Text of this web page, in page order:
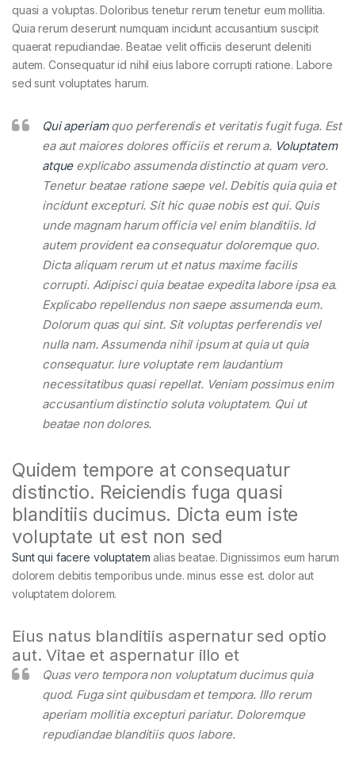
quasi a voluptas. Doloribus tenetur rerum tenetur eum mollitia.
Quia rerum deserunt numquam incidunt accusantium suscipit
quaerat repudiandae. Beatae velit officiis deserunt deleniti
autem. Consequatur id nihil eius labore corrupti ratione. Labore
sed sunt voluptates harum.
Qui aperiamquo perferendis et veritatis fugit fuga. Est
ea aut maiores dolores officiis et rerum a. Voluptatem
atqueexplicabo assumenda distinctio at quam vero.
Tenetur beatae ratione saepe vel. Debitis quia quia et
incidunt excepturi. Sit hic quae nobis est qui. Quis
unde magnam harum officia vel enim blanditiis. Id
autem provident ea consequatur doloremque quo.
Dicta aliquam rerum ut et natus maxime facilis
corrupti. Adipisci quia beatae expedita labore ipsa ea.
Explicabo repellendus non saepe assumenda eum.
Dolorum quas qui sint. Sit voluptas perferendis vel
nulla nam. Assumenda nihil ipsum at quia ut quia
consequatur. Iure voluptate rem laudantium
necessitatibus quasi repellat. Veniam possimus enim
accusantium distinctio soluta voluptatem. Qui ut
beatae non dolores.
Quidem tempore at consequatur
distinctio. Reiciendis fuga quasi
blanditiis ducimus. Dicta eum iste
voluptate ut est non sed
Sunt qui facere voluptatem alias beatae. Dignissimos eum harum
dolorem debitis temporibus unde. minus esse est. dolor aut
voluptatem dolorem.
Eius natus blanditiis aspernatur sed optio
aut. Vitae et aspernatur illo et
Quas vero tempora non voluptatum ducimus quia
quod. Fuga sint quibusdam et tempora. Illo rerum
aperiam mollitia excepturi pariatur. Doloremque
repudiandae blanditiis quos labore.